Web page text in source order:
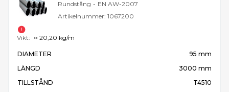
Rundstång - EN AW-2007
Artikelnummer: 1067200
DIAMETER
95 mm
LÄNGD
3000 mm
TILLSTÅND
T4510
Vikt: ≈ 20,20 kg/m